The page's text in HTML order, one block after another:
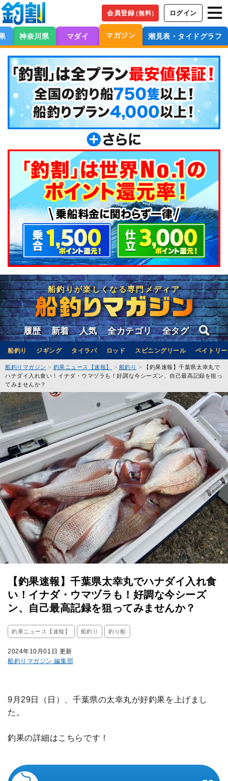
会員登録（無料） ログイン
神奈川県 マダイ マガジン 潮見表・タイドグラフ
船釣りが楽しくなる専門メディア
履歴 新着 人気 全カテゴリ 全タグ
船釣り ジギング タイラバ ロッド スピニングリール ベイトリ
船釣りマガジン 釣果ニュース【速報】 船釣り
【釣果速報】千葉県太幸丸で
ハナダイ入れ食い！イナダ・ウマヅラも！好調な今シーズン、自己最高記録を狙っ
てみませんか？
【釣果速報】千葉県太幸丸でハナダイ入れ食
い！イナダ・ウマヅラも！好調な今シーズ
ン、自己最高記録を狙ってみませんか？
釣果ニュース【速報】 船釣り 釣り船
2024年10月01日 更新
船釣りマガジン 編集部
9月29日（日）、千葉県の太幸丸が好釣果を上げまし
た。
釣果の詳細はこちらです！